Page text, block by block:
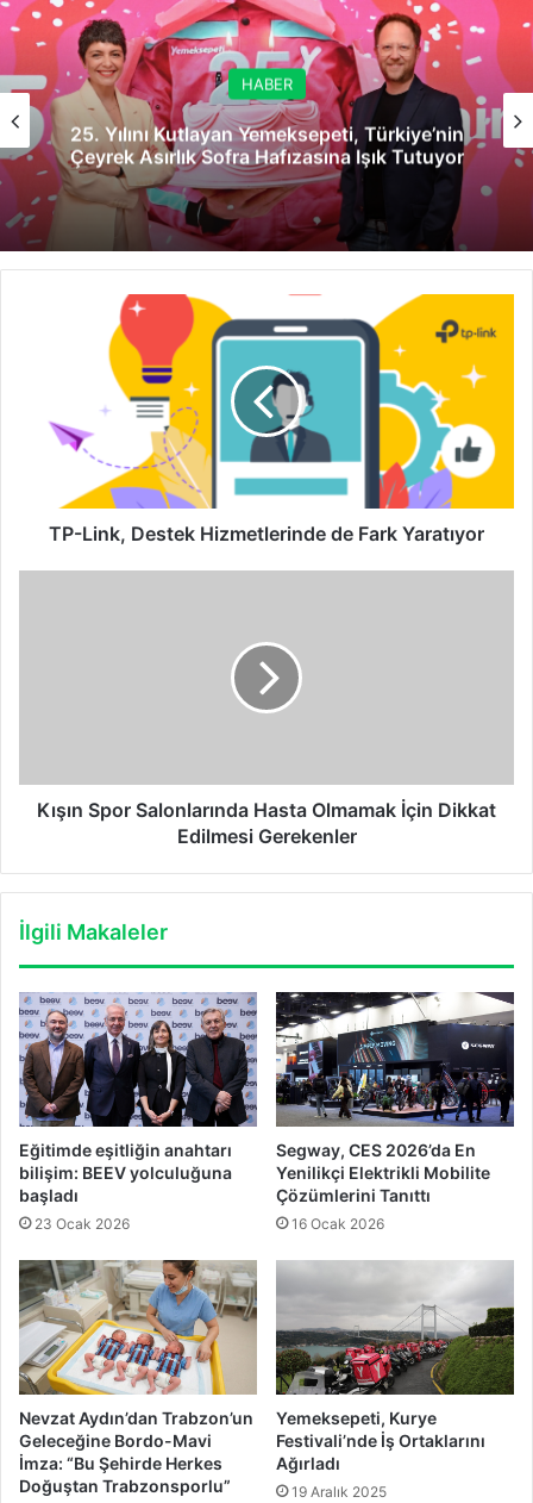
HABER
25. Yılını Kutlayan Yemeksepeti, Türkiye’nin
Çeyrek Asırlık Sofra Hafızasına Işık Tutuyor
Hizmetlerinde
Fark
Yaratıyor
TP-Link, Destek Hizmetlerinde de Fark Yaratıyor
Gerekenler
Kışın Spor Salonlarında Hasta Olmamak İçin Dikkat
Edilmesi Gerekenler
İlgili Makaleler
Eğitimde eşitliğin anahtarı
bilişim: BEEV yolculuğuna
başladı
23 Ocak 2026
Segway, CES 2026’da En
Yenilikçi Elektrikli Mobilite
Çözümlerini Tanıttı
16 Ocak 2026
Nevzat Aydın’dan Trabzon’un
Geleceğine Bordo-Mavi
İmza: “Bu Şehirde Herkes
Doğuştan Trabzonsporlu”
Yemeksepeti, Kurye
Festivali’nde İş Ortaklarını
Ağırladı
19 Aralık 2025